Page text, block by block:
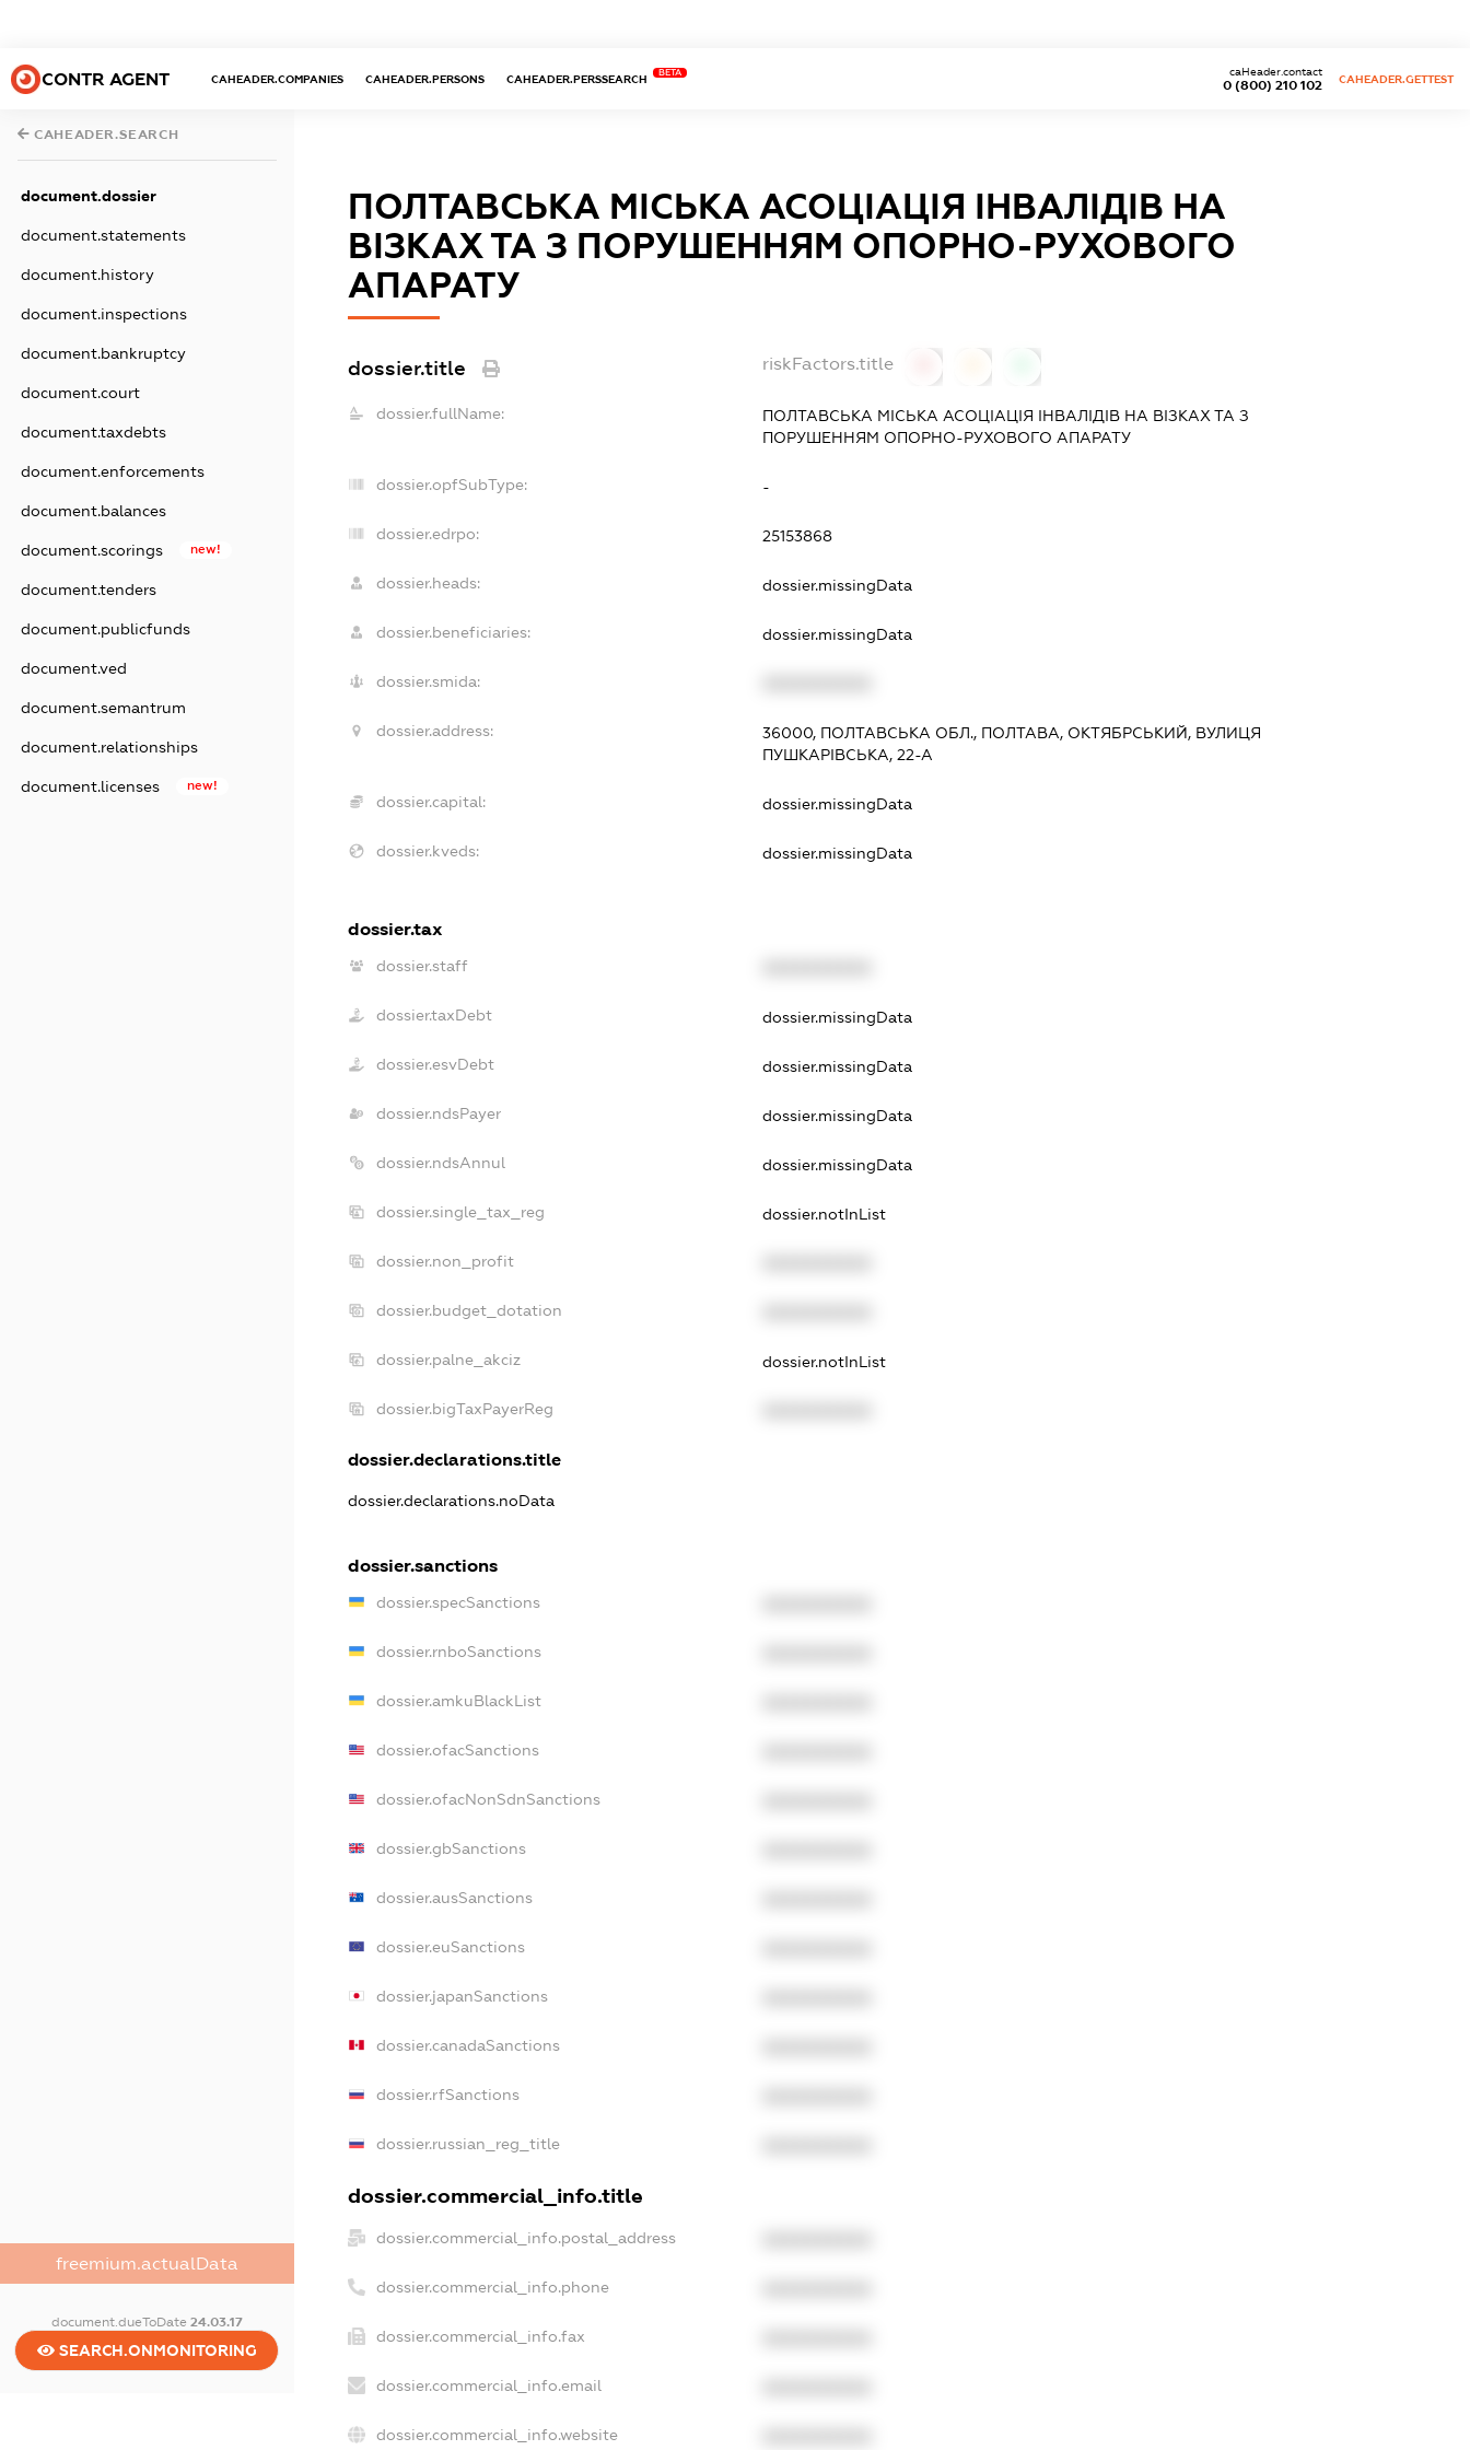
CONTR AGENT CAHEADER.COMPANIES CAHEADER.PERSONS CAHEADER.PERSSEARCH
BETA
0 (800) 210 102
caHeader.contact
CAHEADER.GETTEST
CAHEADER.SEARCH
document.dossier
document.statements
document.history
document.inspections
document.bankruptcy
document.court
document.taxdebts
document.enforcements
document.balances
document.scorings new!
document.tenders
document.publicfunds
document.ved
document.semantrum
document.relationships
document.licenses new!
freemium.actualData
document.dueToDate 24.03.17
SEARCH.ONMONITORING
ПОЛТАВСЬКА МІСЬКА АСОЦІАЦІЯ ІНВАЛІДІВ НА
ВІЗКАХ ТА З ПОРУШЕННЯМ ОПОРНО-РУХОВОГО
АПАРАТУ
dossier.title riskFactors.title
dossier.fullName:
ПОЛТАВСЬКА МІСЬКА АСОЦІАЦІЯ ІНВАЛІДІВ НА ВІЗКАХ ТА З
ПОРУШЕННЯМ ОПОРНО-РУХОВОГО АПАРАТУ
dossier.opfSubType: -
dossier.edrpo: 25153868
dossier.heads: dossier.missingData
dossier.beneficiaries: dossier.missingData
dossier.smida:
dossier.address:
36000, ПОЛТАВСЬКА ОБЛ., ПОЛТАВА, ОКТЯБРСЬКИЙ, ВУЛИЦЯ
ПУШКАРІВСЬКА, 22-А
dossier.capital: dossier.missingData
dossier.kveds: dossier.missingData
dossier.tax
dossier.staff
dossier.taxDebt dossier.missingData
dossier.esvDebt dossier.missingData
dossier.ndsPayer dossier.missingData
dossier.ndsAnnul dossier.missingData
dossier.single_tax_reg dossier.notInList
dossier.non_profit
dossier.budget_dotation
dossier.palne_akciz dossier.notInList
dossier.bigTaxPayerReg
dossier.declarations.title
dossier.declarations.noData
dossier.sanctions
dossier.specSanctions
dossier.rnboSanctions
dossier.amkuBlackList
dossier.ofacSanctions
dossier.ofacNonSdnSanctions
dossier.gbSanctions
dossier.ausSanctions
dossier.euSanctions
dossier.japanSanctions
dossier.canadaSanctions
dossier.rfSanctions
dossier.russian_reg_title
dossier.commercial_info.title
dossier.commercial_info.postal_address
dossier.commercial_info.phone
dossier.commercial_info.fax
dossier.commercial_info.email
dossier.commercial_info.website